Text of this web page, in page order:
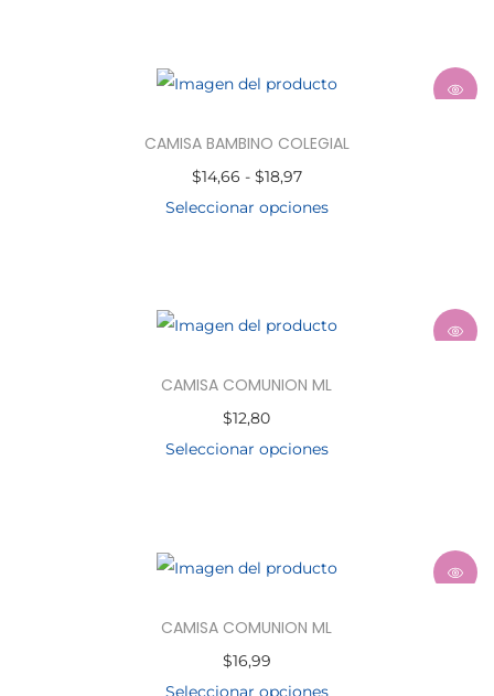
CAMISA BAMBINO COLEGIAL
$14,66 - $18,97
Seleccionar opciones
CAMISA COMUNION ML
$12,80
Seleccionar opciones
CAMISA COMUNION ML
$16,99
Seleccionar opciones